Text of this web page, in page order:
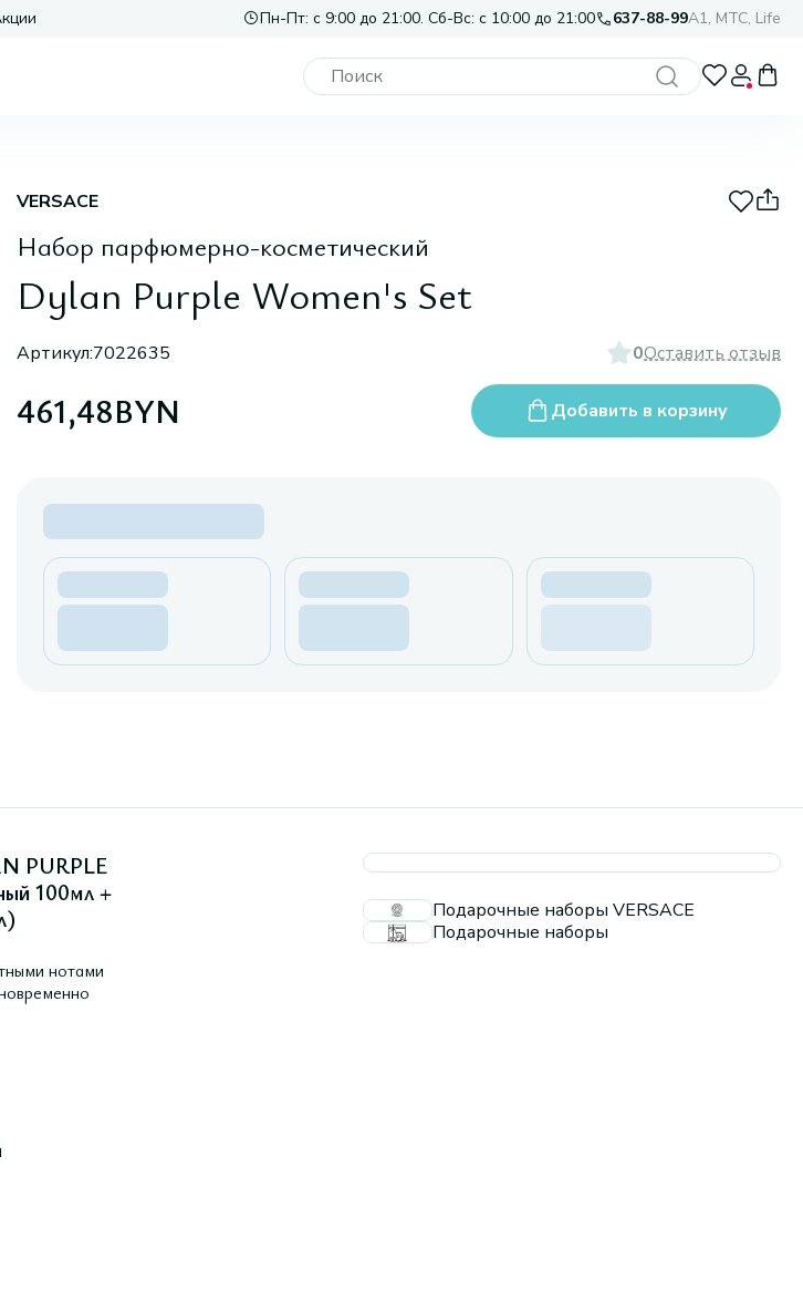
Пн-Пт: с 9:00 до 21:00. Сб-Вс: с 10:00 до 21:00 637-88-99A1, МТС, Life
VERSACE
Набор парфюмерно-косметический
Dylan Purple Women's Set
Артикул:7022635 0Оставить отзыв
461,48BYN Добавить в корзину
PURPLE
100мл +
нотами
Подарочные наборы VERSACE
Подарочные наборы